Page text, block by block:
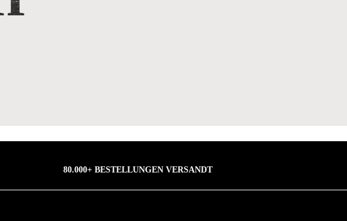
80.000+ BESTELLUNGEN VERSANDT